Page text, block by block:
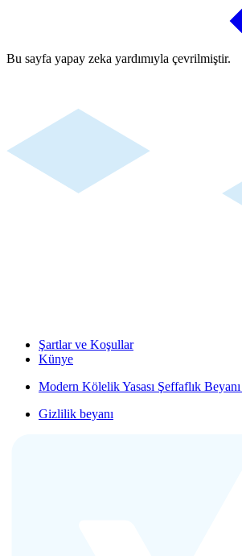
Bu sayfa yapay zeka yardımıyla çevrilmiştir.
Şartlar ve Koşullar
Künye
Modern Kölelik Yasası Şeffaflık
Gizlilik beyanı